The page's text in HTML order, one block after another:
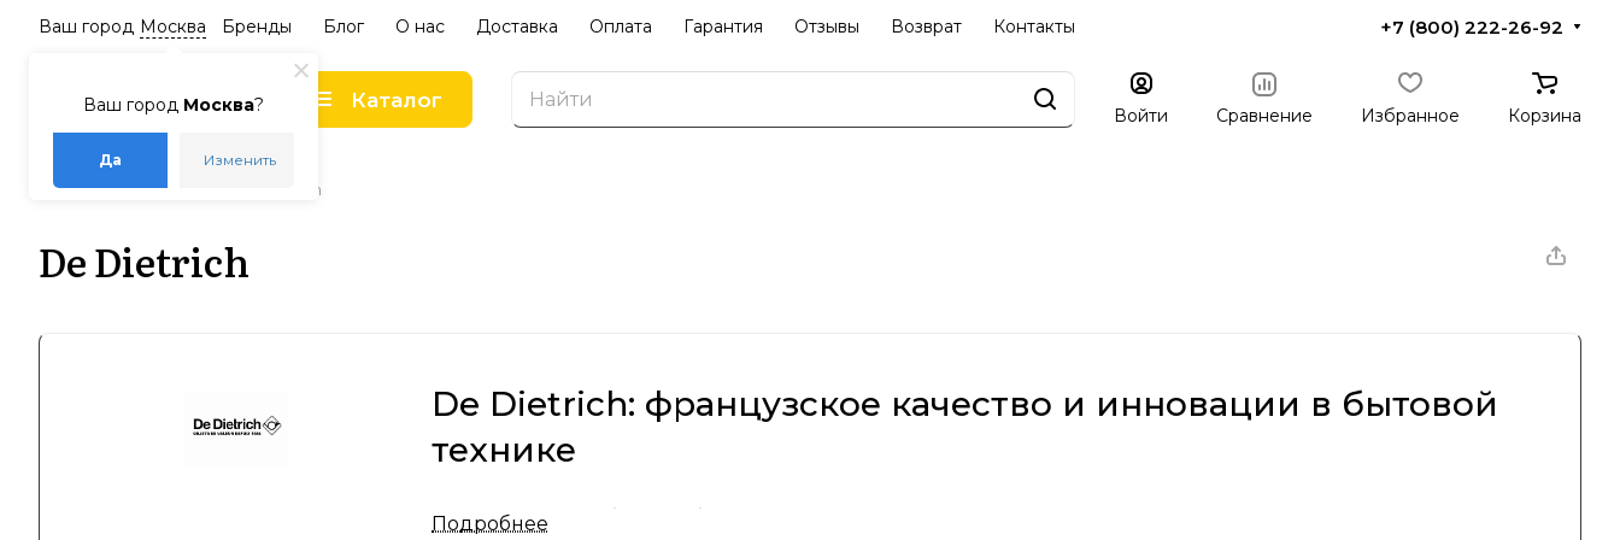
Ваш город Москва?
Да Изменить
Ваш город Москва Бренды Блог О нас Доставка Оплата Гарантия Отзывы Возврат Контакты +7 (800) 222-26-92
Каталог
Войти Сравнение Избранное Корзина
Главная – Бренды De Dietrich
De Dietrich
De Dietrich: французское качество и инновации в бытовой
технике
De Dietrich — это бренд с богатой историей, который зародился во Франции и заслужил репутацию
Подробнее